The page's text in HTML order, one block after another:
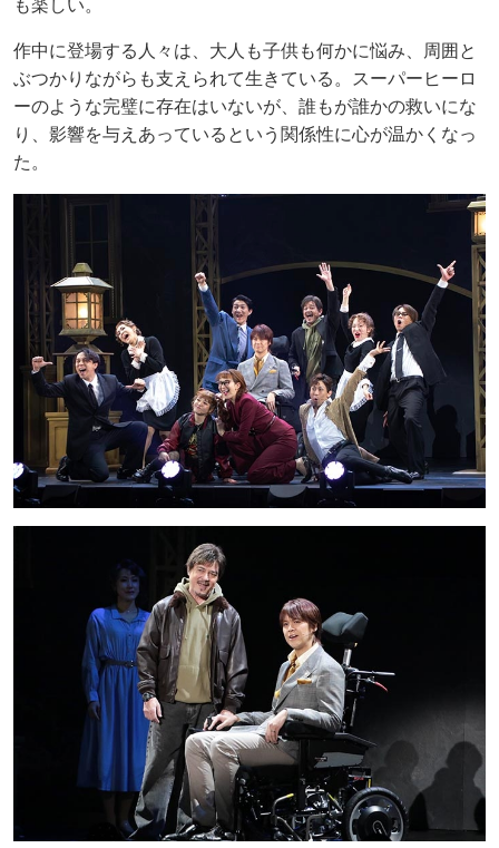
も楽しい。
作中に登場する人々は、大人も子供も何かに悩み、周囲と
ぶつかりながらも支えられて生きている。スーパーヒーロ
ーのような完璧に存在はいないが、誰もが誰かの救いにな
り、影響を与えあっているという関係性に心が温かくなっ
た。